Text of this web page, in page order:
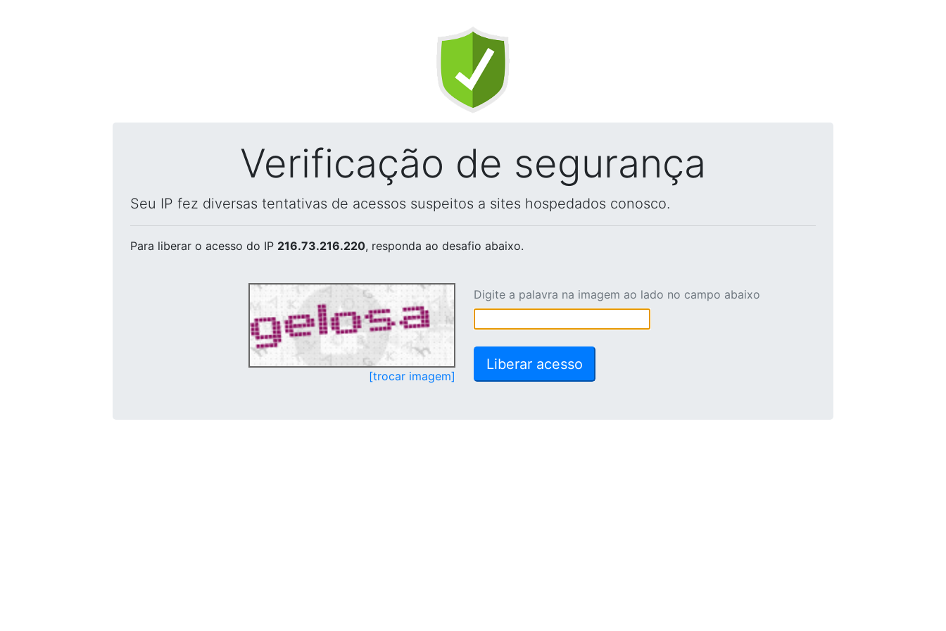
Verificação de segurança
Seu IP fez diversas tentativas de acessos suspeitos a sites hospedados conosco.
Para liberar o acesso do IP 216.73.216.220, responda ao desafio abaixo.
[trocar imagem]
Digite a palavra na imagem ao lado no campo abaixo